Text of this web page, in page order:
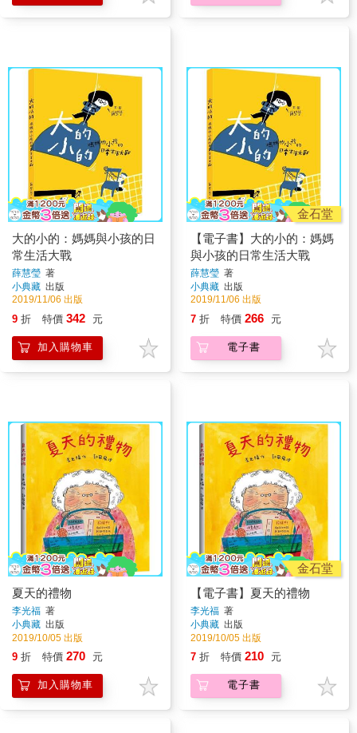
大的小的：媽媽與小孩的日
常生活大戰
薛慧瑩 著
小典藏 出版
2019/11/06 出版
9 折 特價 342 元
加入購物車
金石堂
【電子書】大的小的：媽媽
與小孩的日常生活大戰
薛慧瑩 著
小典藏 出版
2019/11/06 出版
7 折 特價 266 元
電子書
夏天的禮物
李光福 著
小典藏 出版
2019/10/05 出版
9 折 特價 270 元
加入購物車
金石堂
【電子書】夏天的禮物
李光福 著
小典藏 出版
2019/10/05 出版
7 折 特價 210 元
電子書